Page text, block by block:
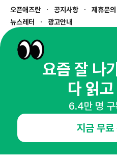
오픈애즈란 공지사항 제휴문의
뉴스레터
광고안내
경기도 성남시 분당구 대왕판교로645번길 16
사업자등록번호 : 144-81-27690(
통신판매업신고번호 : 2014-경기성남-1023
호스팅서비스사업자 : 오픈애즈
1800-2198
openads@openads.co.kr
이용약관
요즘 잘 나
다 읽
6.4만 명 구
지금 무료